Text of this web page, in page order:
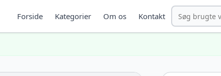
Forside Kategorier Om os Kontakt Søg